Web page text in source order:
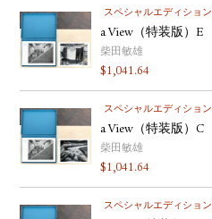
スペシャルエディション
a View（特装版）E
柴田敏雄
$1,041.64
スペシャルエディション
a View（特装版）C
柴田敏雄
$1,041.64
スペシャルエディション